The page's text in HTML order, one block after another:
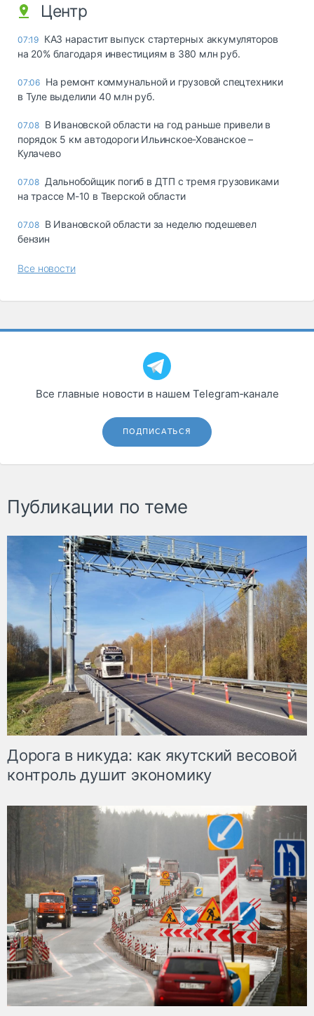
Центр
07:19 КАЗ нарастит выпуск стартерных аккумуляторов
на 20% благодаря инвестициям в 380 млн руб.
07:06 На ремонт коммунальной и грузовой спецтехники
в Туле выделили 40 млн руб.
07.08 В Ивановской области на год раньше привели в
порядок 5 км автодороги Ильинское-Хованское –
Кулачево
07.08 Дальнобойщик погиб в ДТП с тремя грузовиками
на трассе М-10 в Тверской области
07.08 В Ивановской области за неделю подешевел
бензин
Все новости
Все главные новости в нашем Telegram‑канале
ПОДПИСАТЬСЯ
Публикации по теме
Дорога в никуда: как якутский весовой
контроль душит экономику